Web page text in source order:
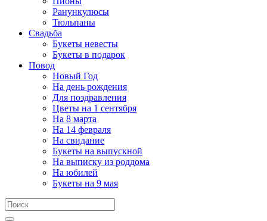
Ранункулюсы
Тюльпаны
Свадьба
Букеты невесты
Букеты в подарок
Повод
Новый Год
На день рождения
Для поздравления
Цветы на 1 сентября
На 8 марта
На 14 февраля
На свидание
Букеты на выпускной
На выписку из роддома
На юбилей
Букеты на 9 мая